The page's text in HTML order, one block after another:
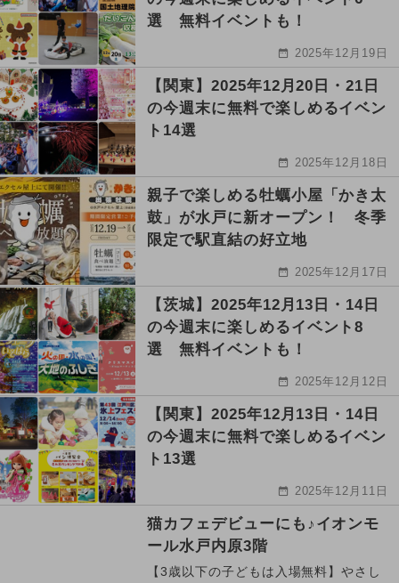
選 無料イベントも！
2025年12月19日
【関東】2025年12月20日・21日
の今週末に無料で楽しめるイベン
ト14選
2025年12月18日
親子で楽しめる牡蠣小屋「かき太
鼓」が水戸に新オープン！ 冬季
限定で駅直結の好立地
2025年12月17日
【茨城】2025年12月13日・14日
の今週末に楽しめるイベント8
選 無料イベントも！
2025年12月12日
【関東】2025年12月13日・14日
の今週末に無料で楽しめるイベン
ト13選
2025年12月11日
猫カフェデビューにも♪イオンモ
ール水戸内原3階
【3歳以下の子どもは入場無料】やさし